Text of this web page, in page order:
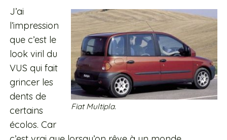
Fiat Multipla.
J’ai
l’impression
que c’est le
look viril du
VUS qui fait
grincer les
dents de
certains
écolos. Car